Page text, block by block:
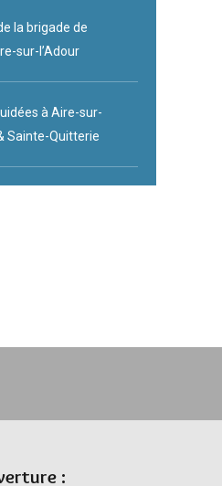
la brigade de
sur-l’Adour
à Aire-sur-
Sainte-Quitterie
: